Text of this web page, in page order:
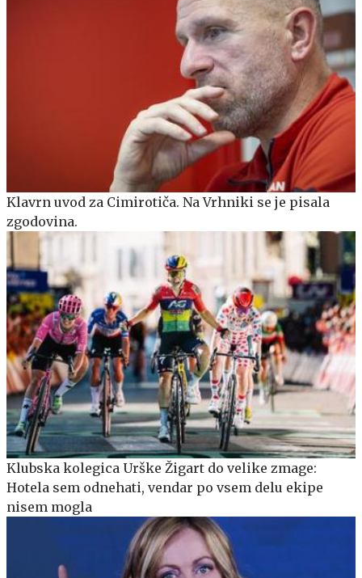
Klavrn uvod za Cimirotiča. Na Vrhniki se je pisala
zgodovina.
Klubska kolegica Urške Žigart do velike zmage:
Hotela sem odnehati, vendar po vsem delu ekipe
nisem mogla